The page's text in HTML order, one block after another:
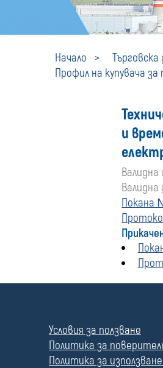
Начало
Профил на купувача
и
Валидна
Валидна
Покана
л
е
Условия за ползване
Политика за
Политика за